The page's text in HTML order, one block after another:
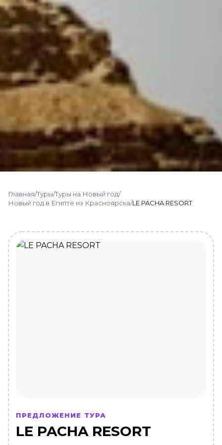
Главная/Туры/Туры на Новый год/
Новый год в Египте из Красноярска/LE PACHA RESORT
ПРЕДЛОЖЕНИЕ ТУРА
LE PACHA RESORT